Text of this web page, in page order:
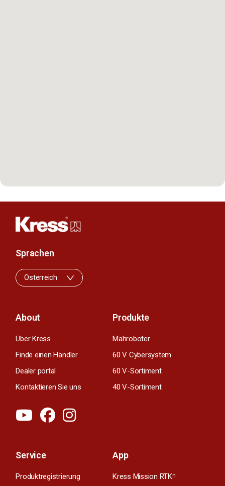
About
Über Kress
Finde einen Händler
Dealer portal
Kontaktieren Sie uns
Produkte
Mähroboter
60 V Cybersystem
60 V-Sortiment
40 V-Sortiment
Service
Produktregistrierung
App
Kress Mission RTKn
Sprachen
Osterreich